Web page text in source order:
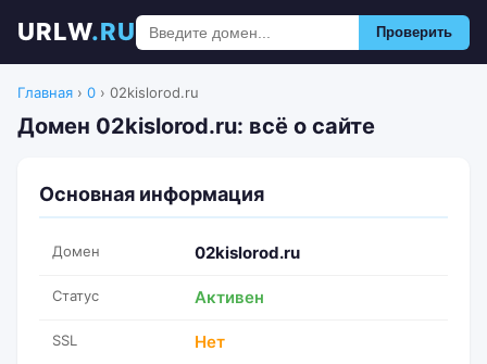
URLW.RU Проверить
Главная › 0 › 02kislorod.ru
Домен 02kislorod.ru: всё о сайте
Основная информация
Домен 02kislorod.ru
Статус Активен
SSL Нет